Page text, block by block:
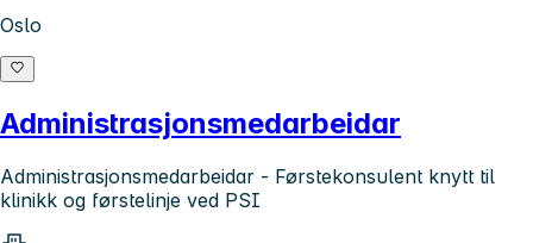
Oslo
Administrasjonsmedarbeidar
Administrasjonsmedarbeidar - Førstekonsulent knytt til
klinikk og førstelinje ved PSI